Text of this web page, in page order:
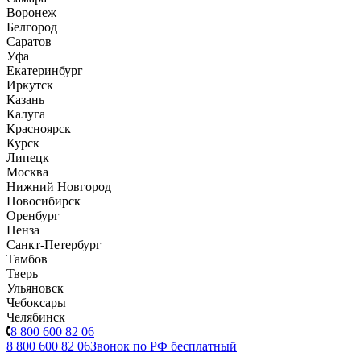
Воронеж
Белгород
Саратов
Уфа
Екатеринбург
Иркутск
Казань
Калуга
Красноярск
Курск
Липецк
Москва
Нижний Новгород
Новосибирск
Оренбург
Пенза
Санкт-Петербург
Тамбов
Тверь
Ульяновск
Чебоксары
Челябинск
8 800 600 82 06
8 800 600 82 06Звонок по РФ бесплатный